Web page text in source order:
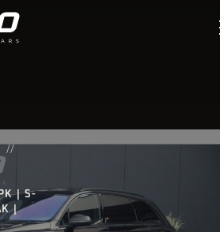
| S-
|